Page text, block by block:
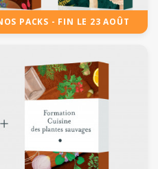
PACKS - FIN LE 23 AOÛT